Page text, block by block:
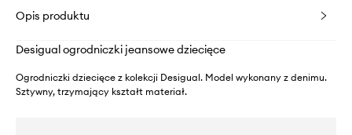
Opis produktu
Desigual ogrodniczki jeansowe dziecięce
Ogrodniczki dziecięce z kolekcji Desigual. Model wykonany z denimu.
Sztywny, trzymający kształt materiał.